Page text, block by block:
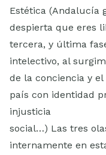
Estética (Andalucía
despierta que eres
tercera, y última
intelectivo, al
de la conciencia y
país con identidad
injusticia
social…) Las tres
internamente en